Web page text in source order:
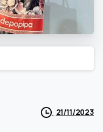
21/11/2023